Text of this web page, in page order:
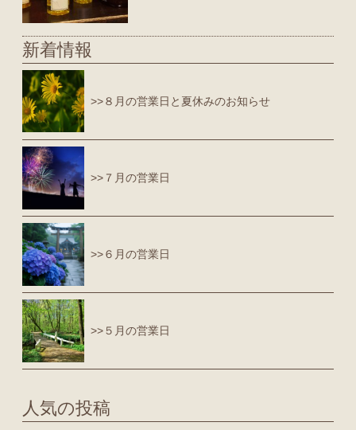
新着情報
>>８月の営業日と夏休みのお知らせ
>>７月の営業日
>>６月の営業日
>>５月の営業日
人気の投稿